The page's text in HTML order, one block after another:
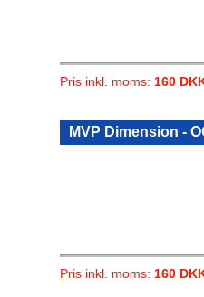
Pris inkl. moms: 160
MVP Dimension -
Pris inkl. moms: 160